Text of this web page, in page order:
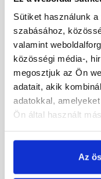
Sütiket használunk
szabásához,
valamint
közösségi média-,
megosztjuk az Ön
adatait, akik
adatokkal,
Ön által használt
Az
Megnézem
Klöber plexi